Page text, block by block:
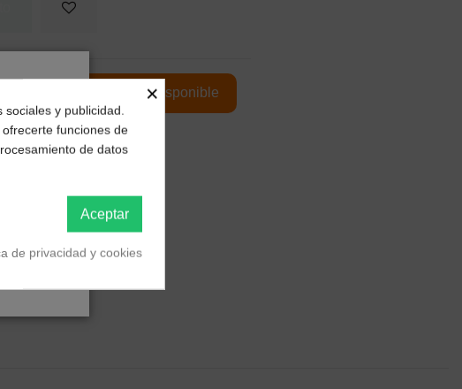
e
×
y publicidad.
funciones de
de datos
Aceptar
de privacidad y cookies